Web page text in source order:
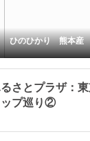
ひのひかり 熊本産
さとプラザ：
プ巡り②